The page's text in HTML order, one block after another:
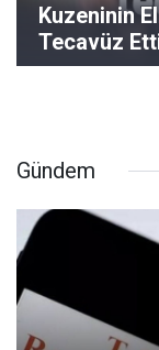
Kuzeninin
Tecavüz
Gündem